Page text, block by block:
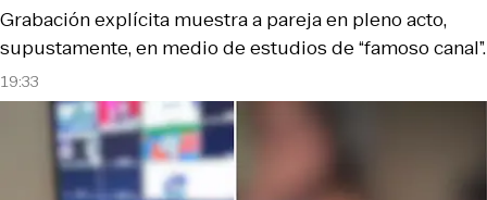
19:33
Grabación explícita muestra a pareja en pleno acto,
supustamente, en medio de estudios de “famoso canal”.